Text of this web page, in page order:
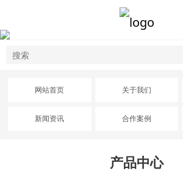
网站首页 关于我们
新闻资讯 合作案例
产品中心